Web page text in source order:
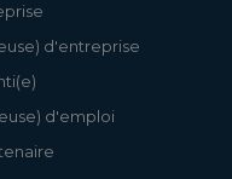
d'entreprise
d'emploi